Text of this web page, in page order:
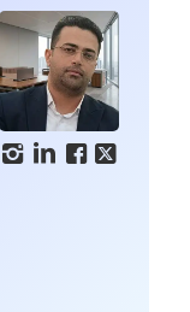
   